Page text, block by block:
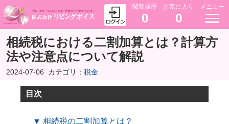
閲覧履歴
0
お気に入り
0
メニュー
相続税における二割加算とは？計算方
法や注意点について解説
2024-07-06 カテゴリ： 税金
目次
▼ 相続税の二割加算とは？